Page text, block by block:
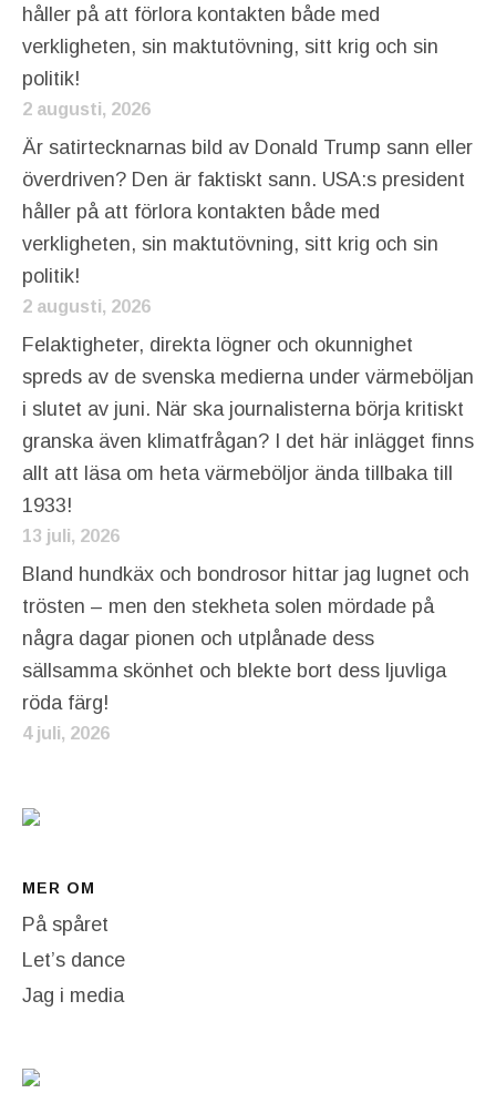
håller på att förlora kontakten både med
verkligheten, sin maktutövning, sitt krig och sin
politik!
2 augusti, 2026
Är satirtecknarnas bild av Donald Trump sann eller
överdriven? Den är faktiskt sann. USA:s president
håller på att förlora kontakten både med
verkligheten, sin maktutövning, sitt krig och sin
politik!
2 augusti, 2026
Felaktigheter, direkta lögner och okunnighet
spreds av de svenska medierna under värmeböljan
i slutet av juni. När ska journalisterna börja kritiskt
granska även klimatfrågan? I det här inlägget finns
allt att läsa om heta värmeböljor ända tillbaka till
1933!
13 juli, 2026
Bland hundkäx och bondrosor hittar jag lugnet och
trösten – men den stekheta solen mördade på
några dagar pionen och utplånade dess
sällsamma skönhet och blekte bort dess ljuvliga
röda färg!
4 juli, 2026
MER OM
På spåret
Let’s dance
Jag i media